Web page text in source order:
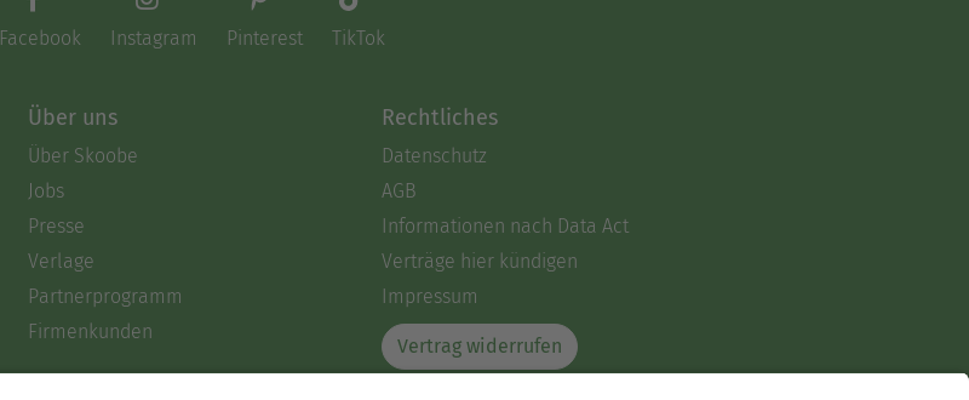
Facebook Instagram Pinterest TikTok
Über uns
Über Skoobe
Jobs
Presse
Verlage
Partnerprogramm
Firmenkunden
Rechtliches
Datenschutz
AGB
Informationen nach Data Act
Verträge hier kündigen
Impressum
Vertrag widerrufen